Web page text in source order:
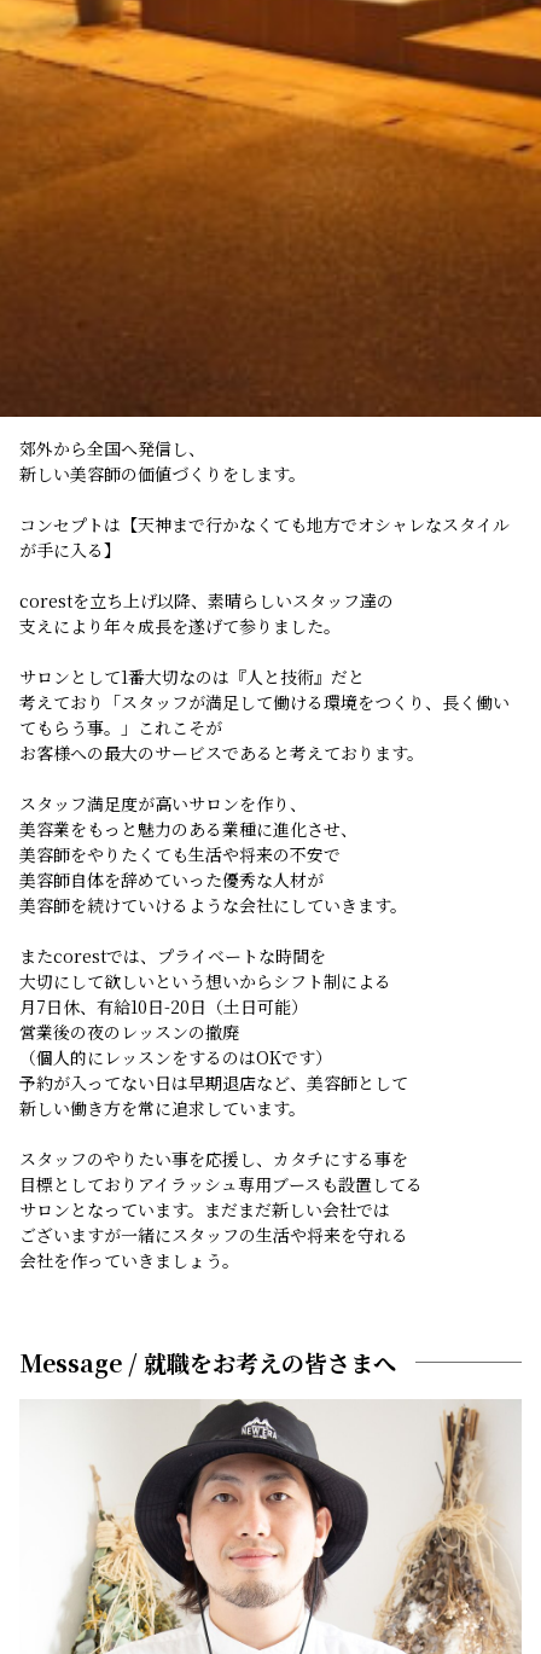
郊外から全国へ発信し、
新しい美容師の価値づくりをします。
コンセプトは【天神まで行かなくても地方でオシャレなスタイル
が手に入る】
corestを立ち上げ以降、素晴らしいスタッフ達の
支えにより年々成長を遂げて参りました。
サロンとして1番大切なのは『人と技術』だと
考えており「スタッフが満足して働ける環境をつくり、長く働い
てもらう事。」これこそが
お客様への最大のサービスであると考えております。
スタッフ満足度が高いサロンを作り、
美容業をもっと魅力のある業種に進化させ、
美容師をやりたくても生活や将来の不安で
美容師自体を辞めていった優秀な人材が
美容師を続けていけるような会社にしていきます。
またcorestでは、プライベートな時間を
大切にして欲しいという想いからシフト制による
月7日休、有給10日-20日（土日可能）
営業後の夜のレッスンの撤廃
（個人的にレッスンをするのはOKです）
予約が入ってない日は早期退店など、美容師として
新しい働き方を常に追求しています。
スタッフのやりたい事を応援し、カタチにする事を
目標としておりアイラッシュ専用ブースも設置してる
サロンとなっています。まだまだ新しい会社では
ございますが一緒にスタッフの生活や将来を守れる
会社を作っていきましょう。
Message / 就職をお考えの皆さまへ